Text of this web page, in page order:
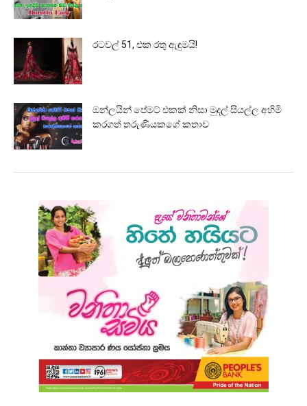
රටවල් 51, එක රතු ඇඳුමයි!
ඔන්ලයින් පේමට් එකක් නිසා මුදල් සියල්ල අහිමි
කරගත් තරුණියකගේ කතාව